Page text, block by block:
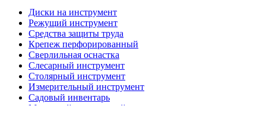
Диски на инструмент
Режущий инструмент
Средства защиты труда
Крепеж перфорированный
Сверлильная оснастка
Слесарный инструмент
Столярный инструмент
Измерительный инструмент
Садовый инвентарь
Малярный, отделочный инструмент